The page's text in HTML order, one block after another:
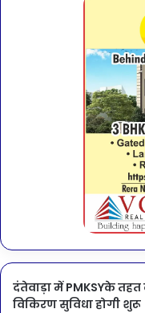
दंतेवाड़ा में PMKSYके
विकिरण सुविधा होगी शुरू